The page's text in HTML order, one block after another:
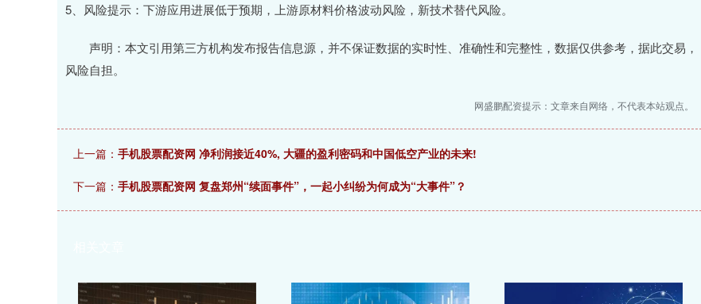
5、风险提示：下游应用进展低于预期，上游原材料价格波动风险，新技术替代风险。
声明：本文引用第三方机构发布报告信息源，并不保证数据的实时性、准确性和完整性，数据仅供参考，据此交易，
风险自担。
网盛鹏配资提示：文章来自网络，不代表本站观点。
上一篇： 手机股票配资网 净利润接近40%, 大疆的盈利密码和中国低空产业的未来!
下一篇： 手机股票配资网 复盘郑州“续面事件”，一起小纠纷为何成为“大事件”？